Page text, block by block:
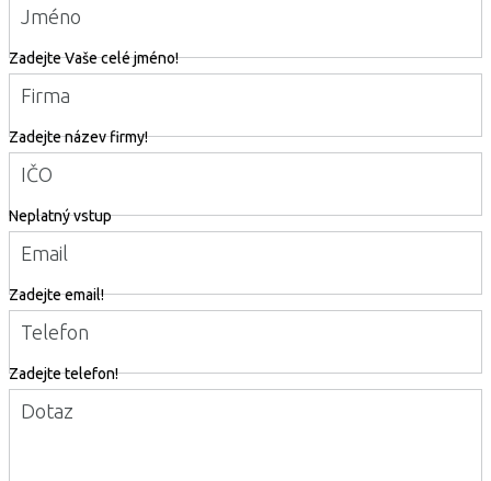
Jméno
Zadejte Vaše celé jméno!
Firma
Zadejte název firmy!
IČO
Neplatný vstup
Email
Zadejte email!
Telefon
Zadejte telefon!
Dotaz